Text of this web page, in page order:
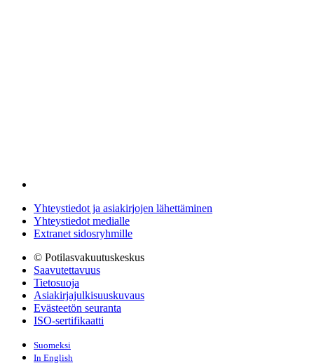
Yhteystiedot ja asiakirjojen lähettäminen
Yhteystiedot medialle
Extranet sidosryhmille
© Potilasvakuutuskeskus
Saavutettavuus
Tietosuoja
Asiakirjajulkisuuskuvaus
Evästeetön seuranta
ISO-sertifikaatti
Suomeksi
In English